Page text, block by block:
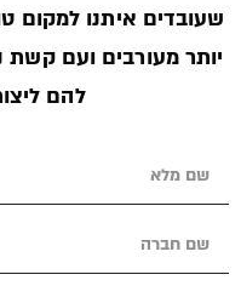
שעובדים איתנו למקום
יותר מעורבים ועם
להם